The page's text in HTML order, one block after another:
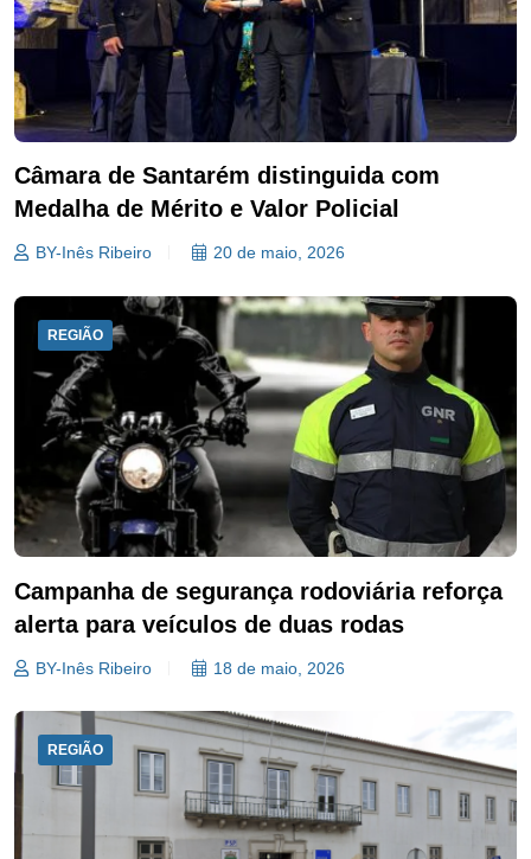
Câmara de Santarém distinguida com
Medalha de Mérito e Valor Policial
BY-Inês Ribeiro 20 de maio, 2026
REGIÃO
Campanha de segurança rodoviária reforça
alerta para veículos de duas rodas
BY-Inês Ribeiro 18 de maio, 2026
REGIÃO